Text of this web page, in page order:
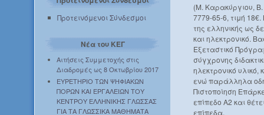
Προτεινόμενοι Σύνδεσμοι
Νέα του ΚΕΓ
Αιτήσεις Συμμετοχής στις
Διαδρομές ως 8 Οκτωβρίου 2017
ΕΥΡΕΤΗΡΙΟ ΤΩΝ ΨΗΦΙΑΚΩΝ
ΠΟΡΩΝ ΚΑΙ ΕΡΓΑΛΕΙΩΝ ΤΟΥ
ΚΕΝΤΡΟΥ ΕΛΛΗΝΙΚΗΣ ΓΛΩΣΣΑΣ
ΓΙΑ ΤΑ ΓΛΩΣΣΙΚΑ ΜΑΘΗΜΑΤΑ
(Μ. Καρακύργιου, Β.
7779-65-6, τιμή
της ελληνικής ως
και ηλεκτρονικό.
Εξεταστικό
σύγχρονης
ηλεκτρονικό υλικό,
ενώ παράλληλα
Πιστοποίηση
επίπεδο Α2 και
επίπεδα.